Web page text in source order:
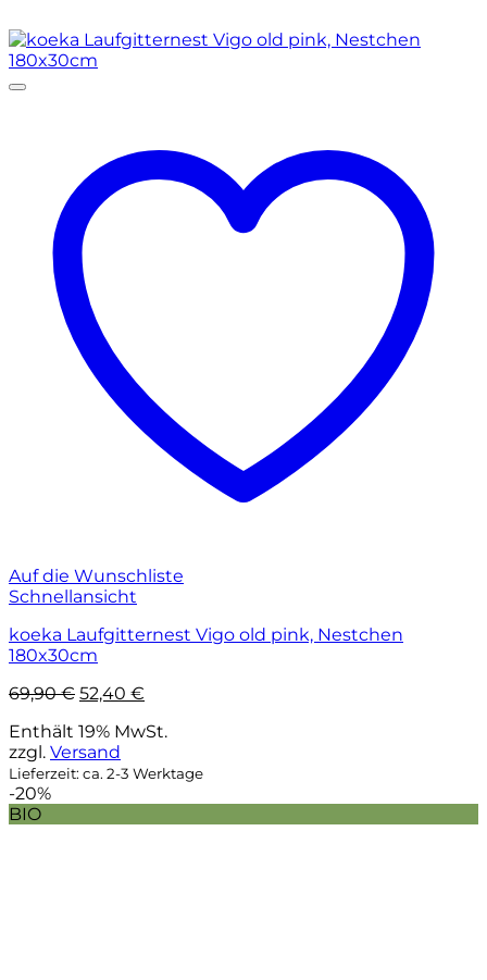
Auf die Wunschliste
Schnellansicht
koeka Laufgitternest Vigo old pink, Nestchen
180x30cm
69,90€ Ursprünglicher
war:
69,90 €
52,40 €
ist:
Enthält 19% MwSt.
zzgl. Versand
Lieferzeit: ca. 2-3 Werktage
-20%
BIO